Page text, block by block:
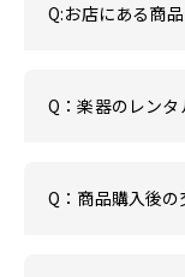
Q:お店にある商
Q：楽器のレン
Q：商品購入後